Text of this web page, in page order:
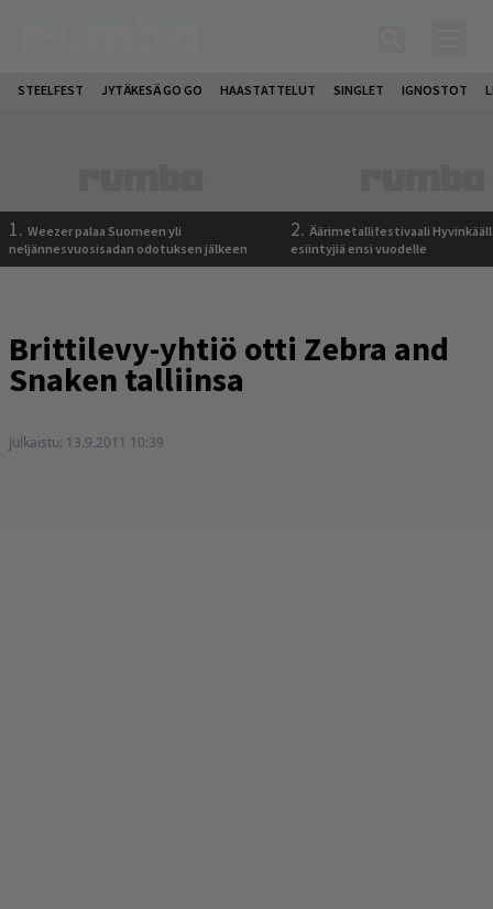
STEELFEST JYTÄKESÄ GO GO HAASTATTELUT SINGLET IGNOSTOT
1. Weezer palaa Suomeen yli
neljännesvuosisadan odotuksen jälkeen
2. Äärimetallifestivaali
esiintyjiä ensi vuodelle
Brittilevy-yhtiö otti Zebra and
Snaken talliinsa
Julkaistu: 13.9.2011 10:39